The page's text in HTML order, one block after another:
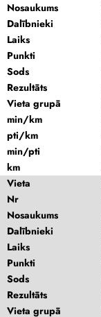
Nosaukums
Dalībnieki
Laiks
Punkti
Sods
Rezultāts
Vieta grupā
min/km
pti/km
min/pti
km
Vieta
Nr
Nosaukums
Dalībnieki
Laiks
Punkti
Sods
Rezultāts
Vieta grupā